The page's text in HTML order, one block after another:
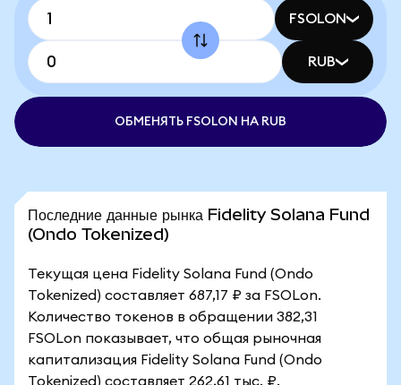
FSOLON
RUB
ОБМЕНЯТЬ FSOLON НА RUB
Последние данные рынка Fidelity Solana Fund
(Ondo Tokenized)
Текущая цена Fidelity Solana Fund (Ondo
Tokenized) составляет 687,17 ₽ за FSOLon.
Количество токенов в обращении 382,31
FSOLon показывает, что общая рыночная
капитализация Fidelity Solana Fund (Ondo
Tokenized) составляет 262,61 тыс. ₽.